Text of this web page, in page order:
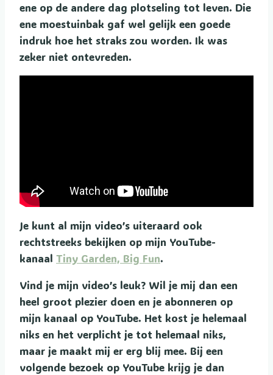
ene op de andere dag plotseling tot leven. Die
ene moestuinbak gaf wel gelijk een goede
indruk hoe het straks zou worden. Ik was
zeker niet ontevreden.
Je kunt al mijn video’s uiteraard ook
rechtstreeks bekijken op mijn YouTube-
kanaal Tiny Garden, Big Fun.
Vind je mijn video’s leuk? Wil je mij dan een
heel groot plezier doen en je abonneren op
mijn kanaal op YouTube. Het kost je helemaal
niks en het verplicht je tot helemaal niks,
maar je maakt mij er erg blij mee. Bij een
volgende bezoek op YouTube krijg je dan